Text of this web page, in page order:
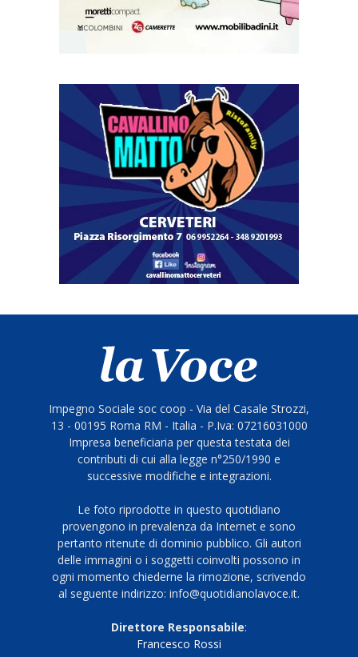
Impegno Sociale soc coop - Via del Casale Strozzi,
13 - 00195 Roma RM - Italia - P.Iva: 07216031000
Impresa beneficiaria per questa testata dei
contributi di cui alla legge n°250/1990 e
successive modifiche e integrazioni.
Le foto riprodotte in questo quotidiano
provengono in prevalenza da Internet e sono
pertanto ritenute di dominio pubblico. Gli autori
delle immagini o i soggetti coinvolti possono in
ogni momento chiederne la rimozione, scrivendo
al seguente indirizzo: info@quotidianolavoce.it.
Direttore Responsabile:
Francesco Rossi